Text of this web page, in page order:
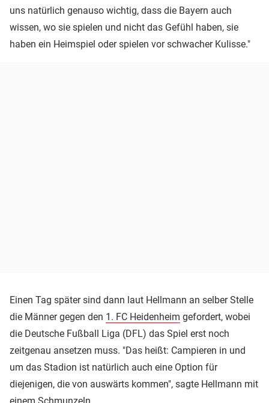
uns natürlich genauso wichtig, dass die Bayern auch
wissen, wo sie spielen und nicht das Gefühl haben, sie
haben ein Heimspiel oder spielen vor schwacher Kulisse."
Einen Tag später sind dann laut Hellmann an selber Stelle
die Männer gegen den 1. FC Heidenheim gefordert, wobei
die Deutsche Fußball Liga (DFL) das Spiel erst noch
zeitgenau ansetzen muss. "Das heißt: Campieren in und
um das Stadion ist natürlich auch eine Option für
diejenigen, die von auswärts kommen", sagte Hellmann mit